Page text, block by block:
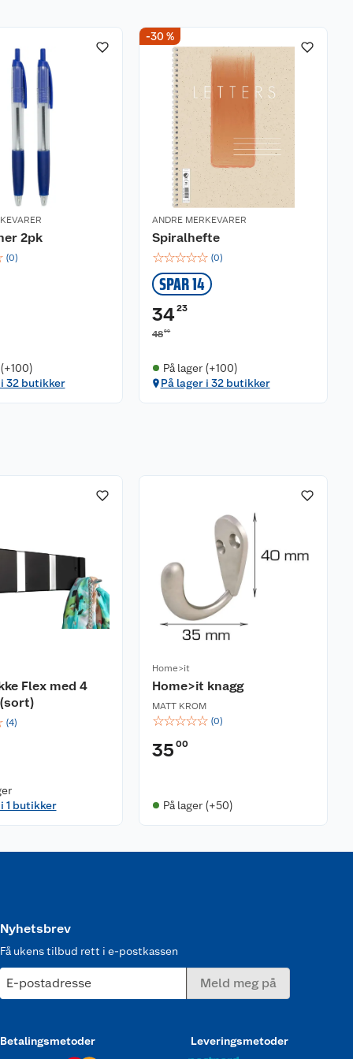
2pk
(0)
32 butikker
-30 %
ANDRE MERKEVARER
Spiralhefte
☆☆☆☆☆ (0)
SPAR 14
3423
4890
På lager (+100)
På lager i 32 butikker
Flex med 4
(4)
1 butikker
Home>it
Home>it knagg
MATT KROM
☆☆☆☆☆ (0)
35 00
På lager (+50)
Nyhetsbrev
Få ukens tilbud rett i e-postkassen
E-postadresse Meld meg på
Betalingsmetoder Leveringsmetoder